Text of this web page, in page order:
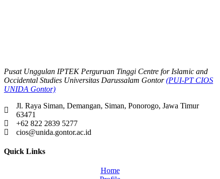
Pusat Unggulan IPTEK Perguruan Tinggi Centre for Islamic and
Occidental Studies Universitas Darussalam Gontor(PUI-PT CIOS
UNIDA Gontor)
Jl. Raya Siman, Demangan, Siman, Ponorogo, Jawa Timur
63471
+62 822 2839 5277
cios@unida.gontor.ac.id
Quick Links
Home